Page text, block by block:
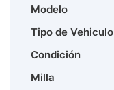
Modelo
Tipo de Vehiculo
Condición
Milla